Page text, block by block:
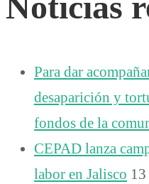
Para dar
desaparición y
fondos de la
CEPAD lanza
labor en Jalisco